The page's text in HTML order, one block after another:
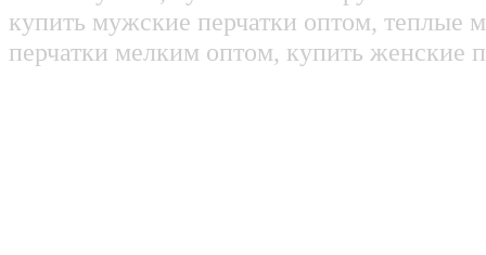
купить мужские перчатки оптом, теплые
перчатки мелким оптом, купить женские